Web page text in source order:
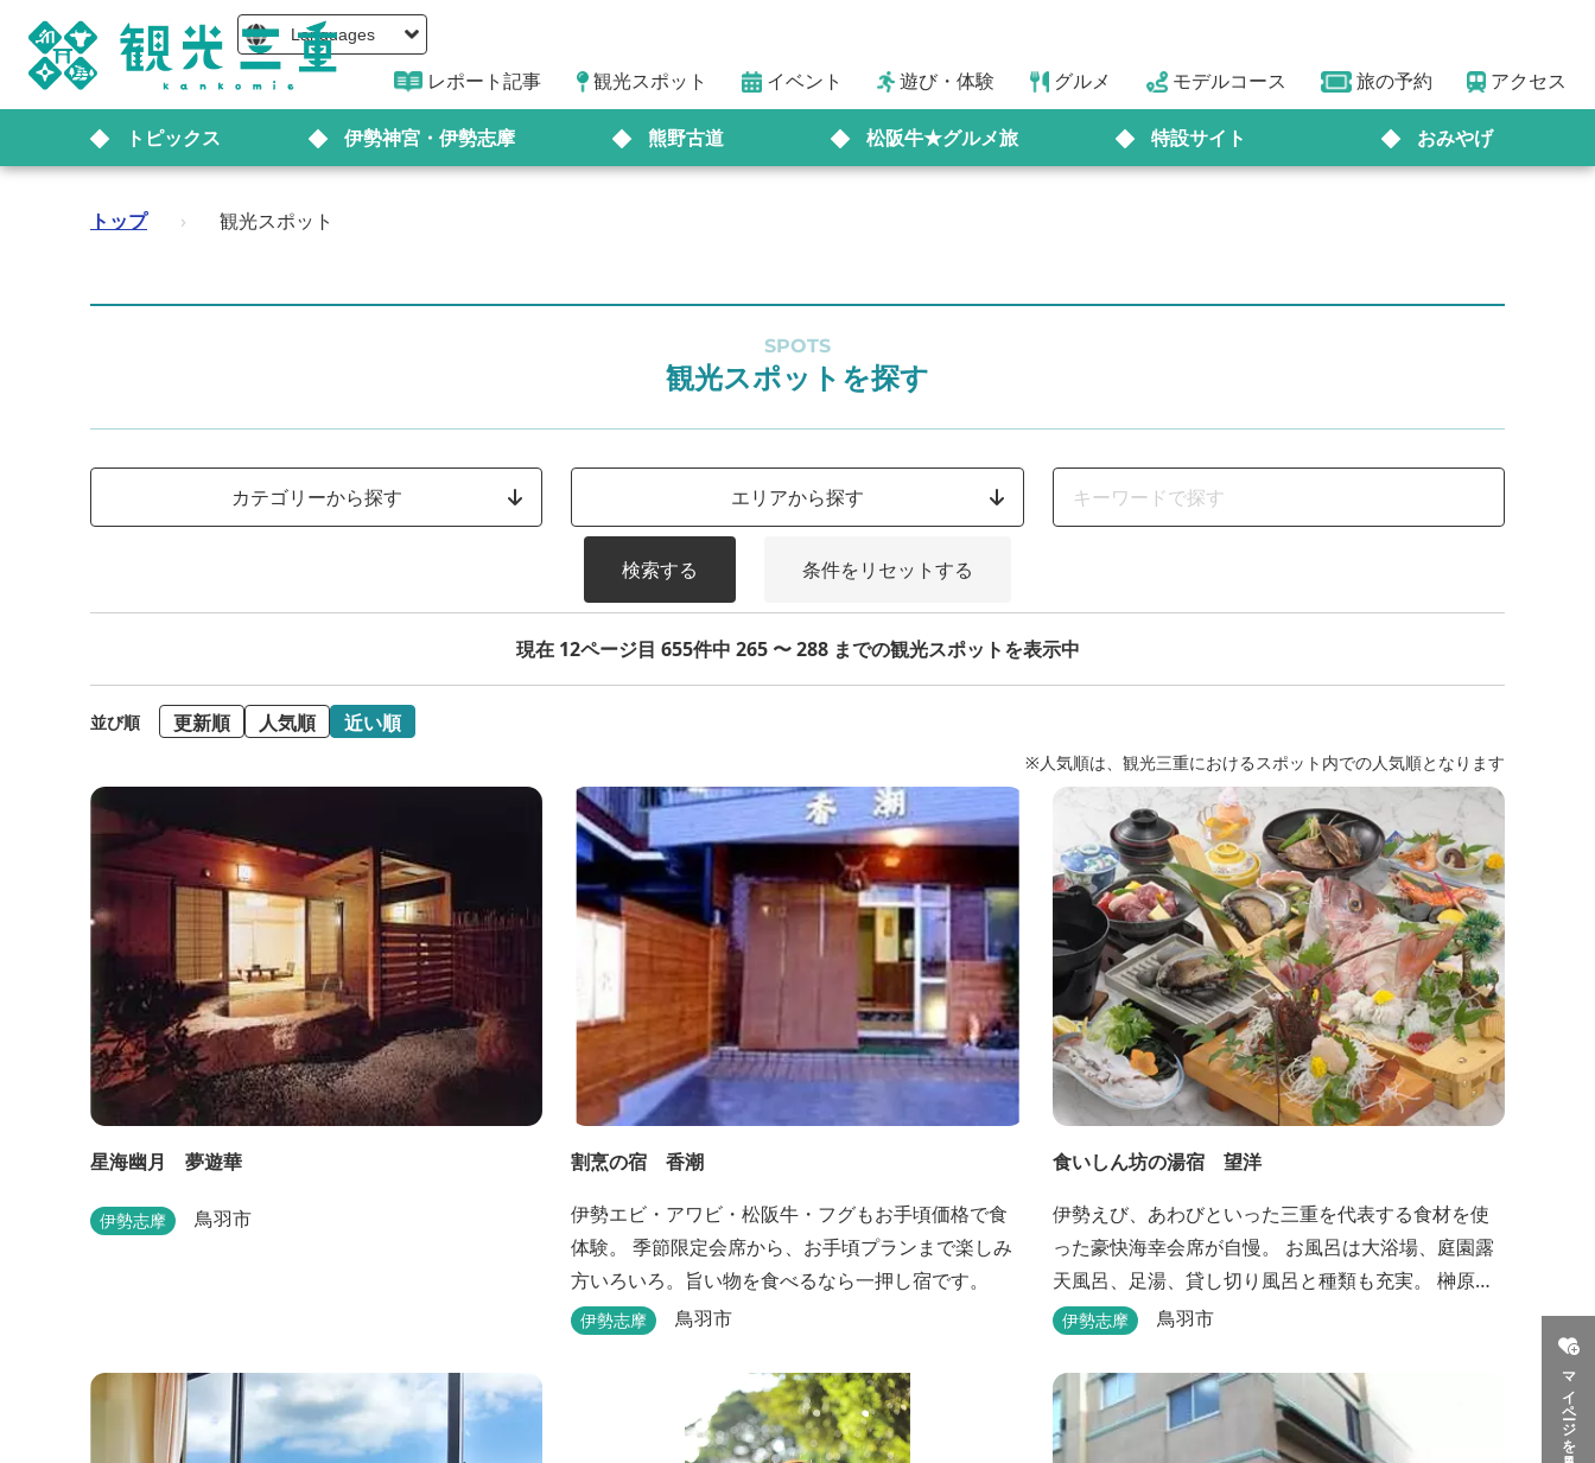
Languages
レポート記事 観光スポット イベント 遊び・体験 グルメ モデルコース 旅の予約 アクセス
トピックス 伊勢神宮・伊勢志摩 熊野古道 松阪牛★グルメ旅 特設サイト おみやげ
マイページを見る
トップ › 観光スポット
SPOTS
観光スポットを探す
カテゴリーから探す エリアから探す
検索する 条件をリセットする
現在 12ページ目 655件中 265 〜 288 までの観光スポットを表示中
並び順 更新順 人気順 近い順
※人気順は、観光三重におけるスポット内での人気順となります
星海幽月 夢遊華
伊勢志摩 鳥羽市
割烹の宿 香潮
伊勢エビ・アワビ・松阪牛・フグもお手頃価格で食
体験。 季節限定会席から、お手頃プランまで楽しみ
方いろいろ。旨い物を食べるなら一押し宿です。
伊勢志摩 鳥羽市
食いしん坊の湯宿 望洋
伊勢えび、あわびといった三重を代表する食材を使
った豪快海幸会席が自慢。 お風呂は大浴場、庭園露
天風呂、足湯、貸し切り風呂と種類も充実。 榊原温
泉の汲み湯を使用しているので、お肌もツルツル
伊勢志摩 鳥羽市